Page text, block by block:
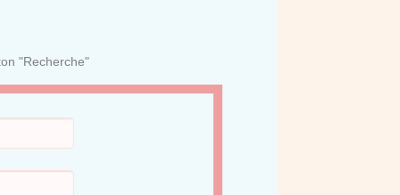
"Recherche"